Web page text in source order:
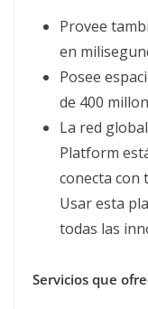
Provee
en
Posee
de 400
La red
Platform
conecta con
Usar esta
todas las
Servicios que